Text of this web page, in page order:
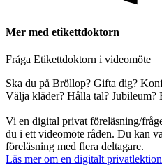
Mer med etikettdoktorn
Fråga Etikettdoktorn i videomöte
Ska du på Bröllop? Gifta dig?
Välja kläder? Hålla tal? Jubileum?
Vi en digital privat föreläsning/
du i ett videomöte råden. Du kan
föreläsning med flera deltagare.
Läs mer om en digitalt privatlektion